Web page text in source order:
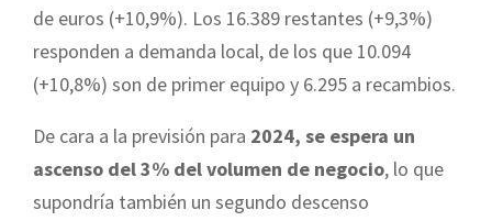
de euros (+10,9%). Los 16.389 restantes (+9,3%)
responden a demanda local, de los que 10.094
(+10,8%) son de primer equipo y 6.295 a recambios.
De cara a la previsión para 2024, se espera un
ascenso del 3% del volumen de negocio, lo que
supondría también un segundo descenso